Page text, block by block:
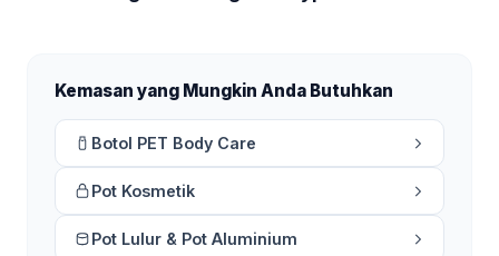
Kemasan yang Mungkin Anda Butuhkan
Botol PET Body Care
Pot Kosmetik
Pot Lulur & Pot Aluminium